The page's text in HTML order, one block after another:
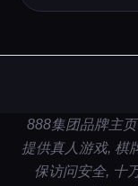
888集团品牌主
提供真人游戏, 棋
保访问安全, 十